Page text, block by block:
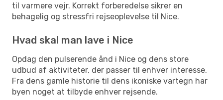
til varmere vejr. Korrekt forberedelse sikrer en
behagelig og stressfri rejseoplevelse til Nice.
Hvad skal man lave i Nice
Opdag den pulserende ånd i Nice og dens store
udbud af aktiviteter, der passer til enhver interesse.
Fra dens gamle historie til dens ikoniske vartegn har
byen noget at tilbyde enhver rejsende.